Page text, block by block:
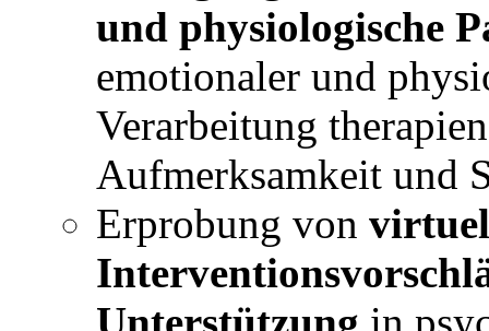
und physiologische
emotionaler und
Verarbeitung
Aufmerksamkeit und
Erprobung von
Unterstützung in